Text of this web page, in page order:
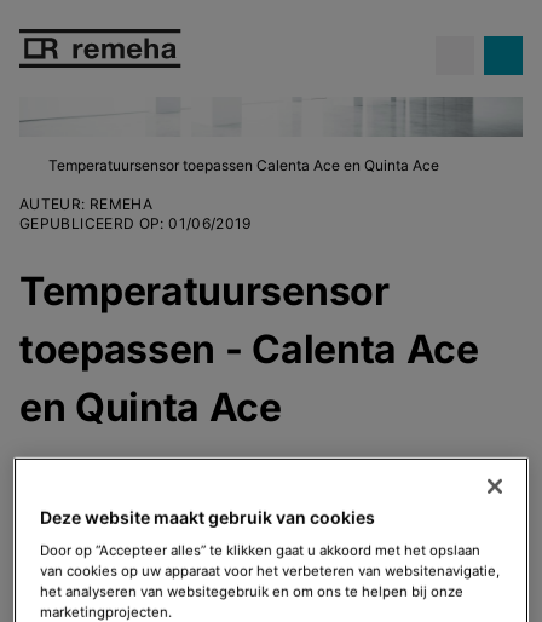
Temperatuursensor toepassen Calenta Ace en Quinta Ace
AUTEUR: REMEHA
GEPUBLICEERD OP:01/06/2019
Temperatuursensor
toepassen - Calenta Ace
en Quinta Ace
Bij een nieuwe installatie, waar je een
en een externe boiler plaatst,
bestel je uiteraard ook de benodigde
temperatuursensor. Vaak is dit een dompelvoeler.
Deze website maakt gebruik van cookies
Door op “Accepteer alles” te klikken gaat u akkoord met het opslaan
van cookies op uw apparaat voor het verbeteren van websitenavigatie,
het analyseren van websitegebruik en om ons te helpen bij onze
marketingprojecten.